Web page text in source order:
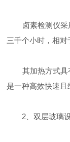
卤素检测仪采用
三千个小时，相对
其加热方式具有
是一种高效快速且
2、双层玻璃设